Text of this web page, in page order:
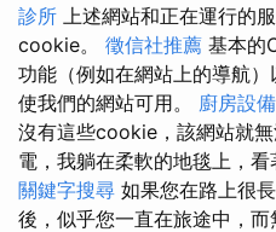
診所 上述網站和正在運行的
cookie。 徵信社推薦 基本的
功能（例如在網站上的導航
使我們的網站可用。 廚房設備
沒有這些cookie，該網站就
電，我躺在柔軟的地毯上，看
關鍵字搜尋 如果您在路上很
後，似乎您一直在旅途中，而